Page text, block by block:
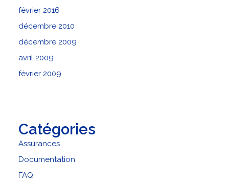
février 2016
décembre 2010
décembre 2009
avril 2009
février 2009
Catégories
Assurances
Documentation
FAQ